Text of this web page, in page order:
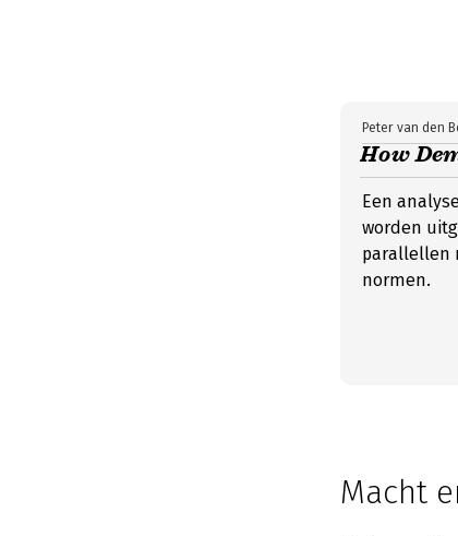
How
Peter van den
Een
worden
parallellen
normen.
Macht